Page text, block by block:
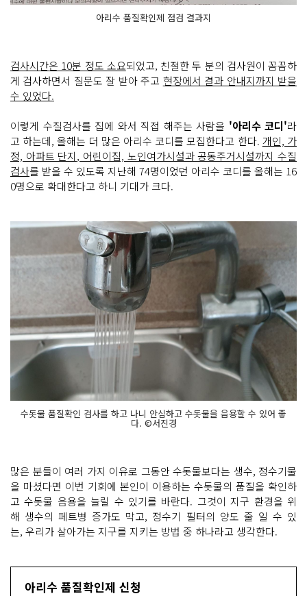
아리수 품질확인제 점검 결과지
검사시간은 10분 정도 소요되었고, 친절한 두 분의 검사원이 꼼꼼하
게 검사하면서 질문도 잘 받아 주고 현장에서 결과 안내지까지 받을
수 있었다.
이렇게 수질검사를 집에 와서 직접 해주는 사람을 '아리수 코디'라
고 하는데, 올해는 더 많은 아리수 코디를 모집한다고 한다. 개인, 가
정, 아파트 단지, 어린이집, 노인여가시설과 공동주거시설까지 수질
검사를 받을 수 있도록 지난해 74명이었던 아리수 코디를 올해는 16
0명으로 확대한다고 하니 기대가 크다.
수돗물 품질확인 검사를 하고 나니 안심하고 수돗물을 음용할 수 있어 좋
다. ©서진경
많은 분들이 여러 가지 이유로 그동안 수돗물보다는 생수, 정수기물
을 마셨다면 이번 기회에 본인이 이용하는 수돗물의 품질을 확인하
고 수돗물 음용을 늘릴 수 있기를 바란다. 그것이 지구 환경을 위
해 생수의 페트병 증가도 막고, 정수기 필터의 양도 줄 일 수 있
는, 우리가 살아가는 지구를 지키는 방법 중 하나라고 생각한다.
아리수 품질확인제 신청